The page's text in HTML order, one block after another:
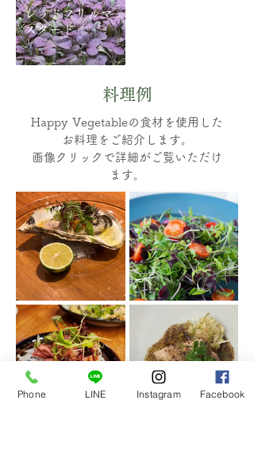
レッドフリルマ
スタード
料理例
​Happy Vegetableの食材を使用した
お料理をご紹介します。
画像クリックで詳細がご覧いただけ
ます。
Phone LINE Instagram Facebook